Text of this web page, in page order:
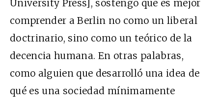
University Press], sostengo que es mejor
comprender a Berlin no como un liberal
doctrinario, sino como un teórico de la
decencia humana. En otras palabras,
como alguien que desarrolló una idea de
qué es una sociedad mínimamente